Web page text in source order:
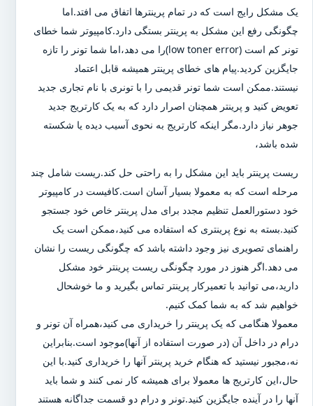
یک مشکل رایج است که در تمام پرینترها اتفاق می افتد.اما
چگونگی رفع این مشکل به پرینتر بستگی دارد.کامپیوتر شما خطای
تونر کم است (low toner error)را می دهد،اما شما تونر را تازه
جایگزین کردید.پیام های خطای پرینتر همیشه قابل اعتماد
نیستند.ممکن است شما تونر قدیمی را با تونری با نام تجاری جدید
تعویض کنید و پرینتر همچنان اصرار دارد که به یک کارتریج جدید
جوهر نیاز دارد.مگر اینکه کارتریج به نحوی آسیب دیده یا شکسته
شده باشد،
ریست پرینتر باید این مشکل را به راحتی حل کند.ریست شامل چند
مرحله است که به معمولا بسیار آسان است.کافیست در کامپیوتر
خود دستورالعمل تنظیم مجدد برای مدل پرینتر خاص خود جستجو
کنید.بسته به نوع پرینتری که استفاده می کنید،ممکن است یک
راهنمای تصویری نیز وجود داشته باشد که چگونگی ریست را نشان
می دهد.اگر هنوز در مورد چگونگی ریست پرینتر خود مشکل
دارید،می توانید با تعمیرکار پرینتر تماس بگیرید و ما خوشحال
خواهیم شد که به شما کمک کنیم.
معمولا هنگامی که یک پرینتر را خریداری می کنید،همراه آن تونر و
درام در داخل آن (در صورت استفاده از آنها)موجود است.بنابراین
نه،مجبور نیستید که هنگام خرید پرینتر آنها را خریداری کنید.با این
حال،این کارتریج ها معمولا برای همیشه کار نمی کنند و شما باید
آنها را در آینده جایگزین کنید.تونر و درام دو قسمت جداگانه هستند